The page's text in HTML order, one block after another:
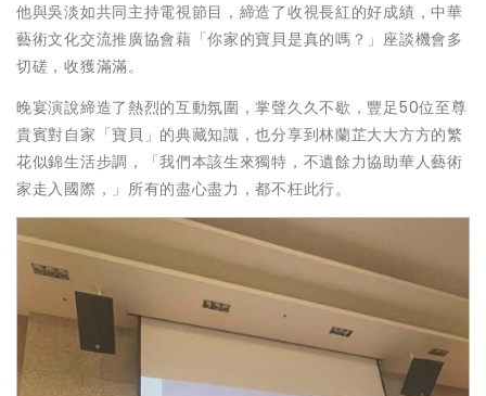
他與吳淡如共同主持電視節目，締造了收視長紅的好成績，中華
藝術文化交流推廣協會藉「你家的寶貝是真的嗎？」座談機會多
切磋，收獲滿滿。
晚宴演說締造了熱烈的互動氛圍，掌聲久久不歇，豐足50位至尊
貴賓對自家「寶貝」的典藏知識，也分享到林蘭芷大大方方的繁
花似錦生活步調，「我們本該生來獨特，不遺餘力協助華人藝術
家走入國際，」所有的盡心盡力，都不枉此行。